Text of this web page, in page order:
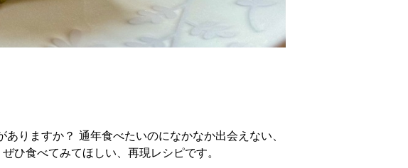
りますか？ 通年食べたいのになかなか出会えない、
ひ食べてみてほしい、再現レシピです。